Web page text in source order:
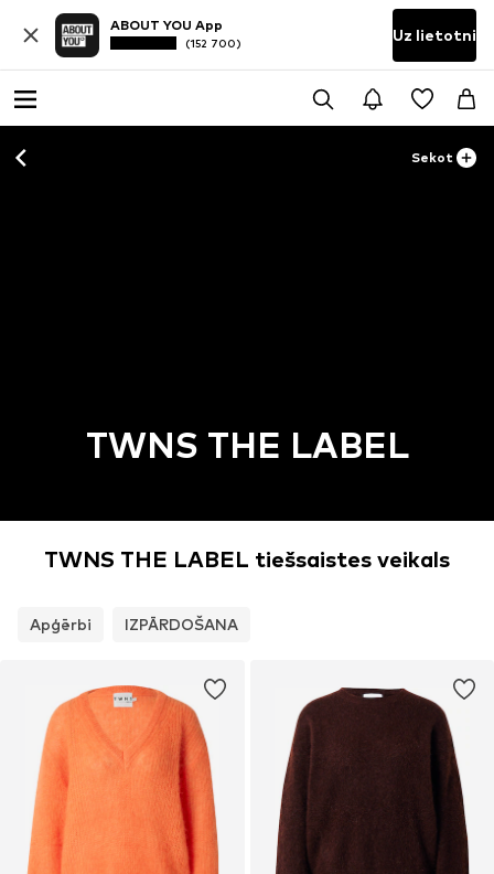
ABOUT YOU App
(152 700) Uz lietotni
Sekot
TWNS THE LABEL
TWNS THE LABEL tiešsaistes veikals
Apģērbi IZPĀRDOŠANA